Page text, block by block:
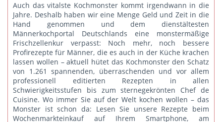
Auch das vitalste Kochmonster kommt irgendwann in die
Jahre. Deshalb haben wir eine Menge Geld und Zeit in die
Hand genommen und dem dienstältesten
Männerkochportal Deutschlands eine monstermäßige
Frischzellenkur verpasst: Noch mehr, noch bessere
Profirezepte für Männer, die es auch in der Küche krachen
lassen wollen – aktuell hütet das Kochmonster den Schatz
von 1.261 spannenden, überraschenden und vor allem
professionell editierten Rezepten in allen
Schwierigkeitsstufen bis zum sternegekrönten Chef de
Cuisine. Wo immer Sie auf der Welt kochen wollen – das
Monster ist schon da: Lesen Sie unsere Rezepte beim
Wochenmarkteinkauf auf Ihrem Smartphone, am